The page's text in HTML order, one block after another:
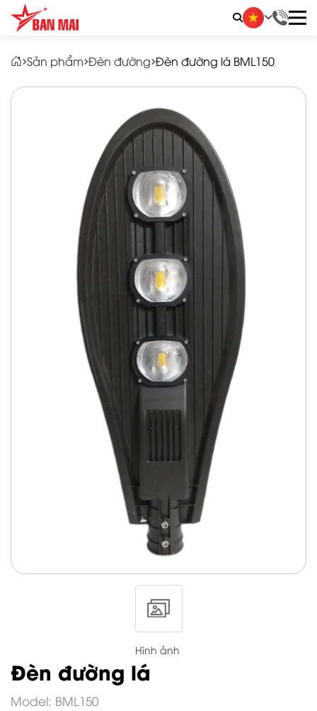
Sản phẩm Đèn đường Đèn đường lá BML150
Hình ảnh
Đèn đường lá
Model: BML150
LIÊN HỆ ĐẶT HÀNG
Quý khách vui lòng nhập thông tin vào các trường
bên dưới. Chúng tôi sẽ liên hệ ngay và báo giá
thương mại sản phẩm này cho quý khách. Xin
chân thành cảm ơn!
Đèn đường lá BML150